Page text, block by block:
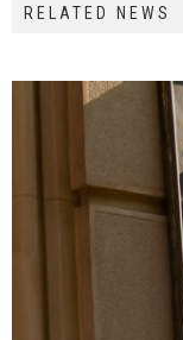
RELATED NEWS